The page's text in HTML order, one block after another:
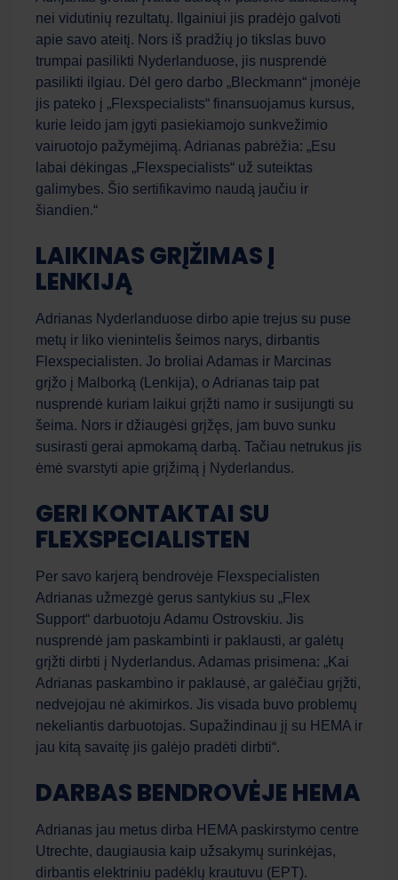
nei vidutinių rezultatų. Ilgainiui jis pradėjo galvoti
apie savo ateitį. Nors iš pradžių jo tikslas buvo
trumpai pasilikti Nyderlanduose, jis nusprendė
pasilikti ilgiau. Dėl gero darbo „Bleckmann“ įmonėje
jis pateko į „Flexspecialists“ finansuojamus kursus,
kurie leido jam įgyti pasiekiamojo sunkvežimio
vairuotojo pažymėjimą. Adrianas pabrėžia: „Esu
labai dėkingas „Flexspecialists“ už suteiktas
galimybes. Šio sertifikavimo naudą jaučiu ir
šiandien.“
LAIKINAS GRĮŽIMAS Į
LENKIJĄ
Adrianas Nyderlanduose dirbo apie trejus su puse
metų ir liko vienintelis šeimos narys, dirbantis
Flexspecialisten. Jo broliai Adamas ir Marcinas
grįžo į Malborką (Lenkija), o Adrianas taip pat
nusprendė kuriam laikui grįžti namo ir susijungti su
šeima. Nors ir džiaugėsi grįžęs, jam buvo sunku
susirasti gerai apmokamą darbą. Tačiau netrukus jis
ėmė svarstyti apie grįžimą į Nyderlandus.
GERI KONTAKTAI SU
FLEXSPECIALISTEN
Per savo karjerą bendrovėje Flexspecialisten
Adrianas užmezgė gerus santykius su „Flex
Support“ darbuotoju Adamu Ostrovskiu. Jis
nusprendė jam paskambinti ir paklausti, ar galėtų
grįžti dirbti į Nyderlandus. Adamas prisimena: „Kai
Adrianas paskambino ir paklausė, ar galėčiau grįžti,
nedvejojau nė akimirkos. Jis visada buvo problemų
nekeliantis darbuotojas. Supažindinau jį su HEMA ir
jau kitą savaitę jis galėjo pradėti dirbti“.
DARBAS BENDROVĖJE HEMA
Adrianas jau metus dirba HEMA paskirstymo centre
Utrechte, daugiausia kaip užsakymų surinkėjas,
dirbantis elektriniu padėklų krautuvu (EPT).